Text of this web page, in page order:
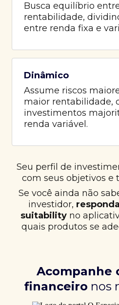
Busca equilíbrio
rentabilidade,
entre renda fixa e
Dinâmico
Assume riscos
maior rentabilidade,
investimentos
renda variável.
Seu perfil de
com seus objetivos e
Se você ainda não
investidor,
suitabilityno
quais produtos se
Acompanhe
financeiro nos